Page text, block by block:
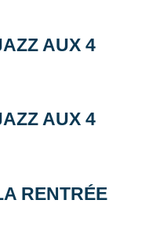
AUX 4
AUX 4
RENTRÉE